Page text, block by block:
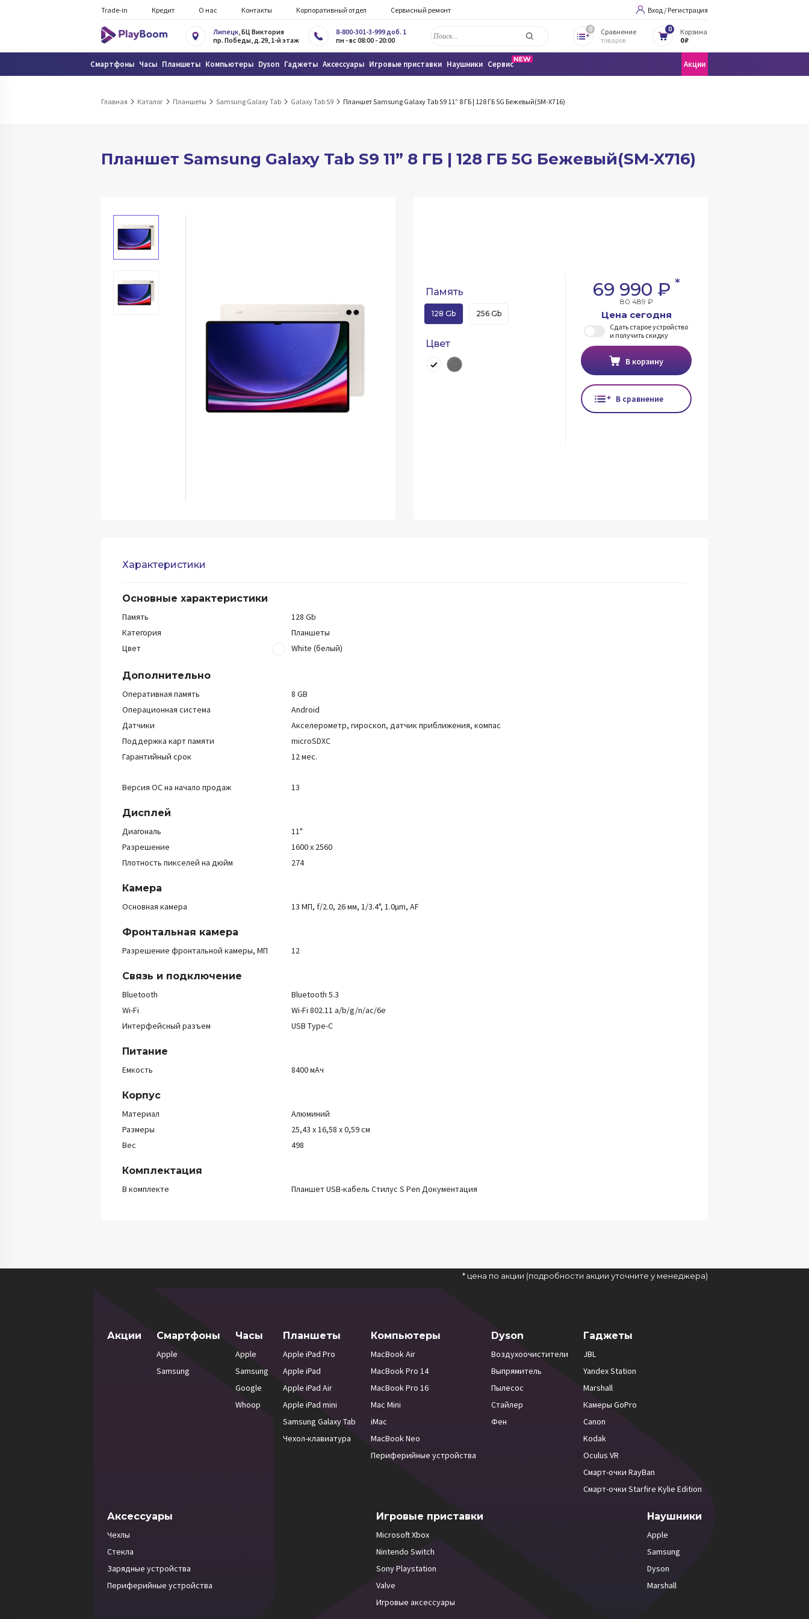
Trade-in Кредит О нас Контакты Корпоративный отдел Сервисный ремонт Вход / Регистрация
Липецк, БЦ Виктория
пр. Победы, д.29, 1-й этаж
8-800-301-3-999 доб. 1
пн - вс 08:00 - 20:00
0
Сравнение
товаров
0
Корзина
0 ₽
Смартфоны Часы Планшеты Компьютеры Dyson Гаджеты Аксессуары Игровые приставки Наушники Сервис Акции
Главная Каталог Планшеты Samsung Galaxy Tab Galaxy Tab S9 Планшет Samsung Galaxy Tab S9 11” 8 ГБ | 128 ГБ 5G Бежевый(SM-X716)
Планшет Samsung Galaxy Tab S9 11” 8 ГБ | 128 ГБ 5G Бежевый(SM-X716)
Память
128 Gb 256 Gb
Цвет
69 990 ₽ *
80 489 ₽
Цена сегодня
Сдать старое устройство
и получить скидку
В корзину
В сравнение
Характеристики
Основные характеристики
Память
128 Gb
Категория
Планшеты
Цвет
White (белый)
Дополнительно
Оперативная память
8 GB
Операционная система
Android
Датчики
Акселерометр, гироскоп, датчик приближения, компас
Поддержка карт памяти
microSDXC
Гарантийный срок
12 мес.
Версия ОС на начало продаж 13
Дисплей
Диагональ
11"
Разрешение
1600 x 2560
Плотность пикселей на дюйм
274
Камера
Основная камера 13 МП, f/2.0, 26 мм, 1/3.4", 1.0µm, AF
Фронтальная камера
Разрешение фронтальной камеры, МП 12
Связь и подключение
Bluetooth
Bluetooth 5.3
Wi-Fi
Wi-Fi 802.11 a/b/g/n/ac/6e
Интерфейсный разъем
USB Type-C
Питание
Емкость 8400 мАч
Корпус
Материал
Алюминий
Размеры
25,43 x 16,58 x 0,59 см
Вес
498
Комплектация
В комплекте Планшет USB-кабель Стилус S Pen Документация
* цена по акции (подробности акции уточните у менеджера)
Акции Смартфоны
Apple
Samsung
Часы
Apple
Samsung
Google
Whoop
Планшеты
Apple iPad Pro
Apple iPad
Apple iPad Air
Apple iPad mini
Samsung Galaxy Tab
Чехол-клавиатура
Компьютеры
MacBook Air
MacBook Pro 14
MacBook Pro 16
Mac Mini
iMac
MacBook Neo
Периферийные устройства
Dyson
Воздухоочистители
Выпрямитель
Пылесос
Стайлер
Фен
Гаджеты
JBL
Yandex Station
Marshall
Камеры GoPro
Canon
Kodak
Oculus VR
Смарт-очки RayBan
Смарт-очки Starfire Kylie Edition
Аксессуары
Чехлы
Стекла
Зарядные устройства
Периферийные устройства
Игровые приставки
Microsoft Xbox
Nintendo Switch
Sony Playstation
Valve
Игровые аксессуары
Наушники
Apple
Samsung
Dyson
Marshall